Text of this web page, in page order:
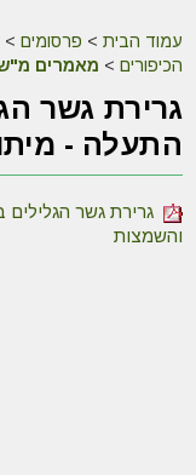
עמוד הבית > פרסומים >
הכיפורים > מאמרים
גרירת גשר
התעלה -
גרירת גשר
והשמצות